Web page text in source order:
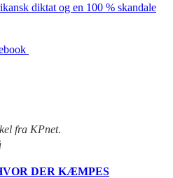
diktat og en 100 % skandale
fra KPnet.
DER KÆMPES